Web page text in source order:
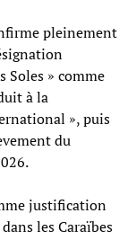
pleinement
Soles » comme
à la
», puis
du
justification
les Caraïbes